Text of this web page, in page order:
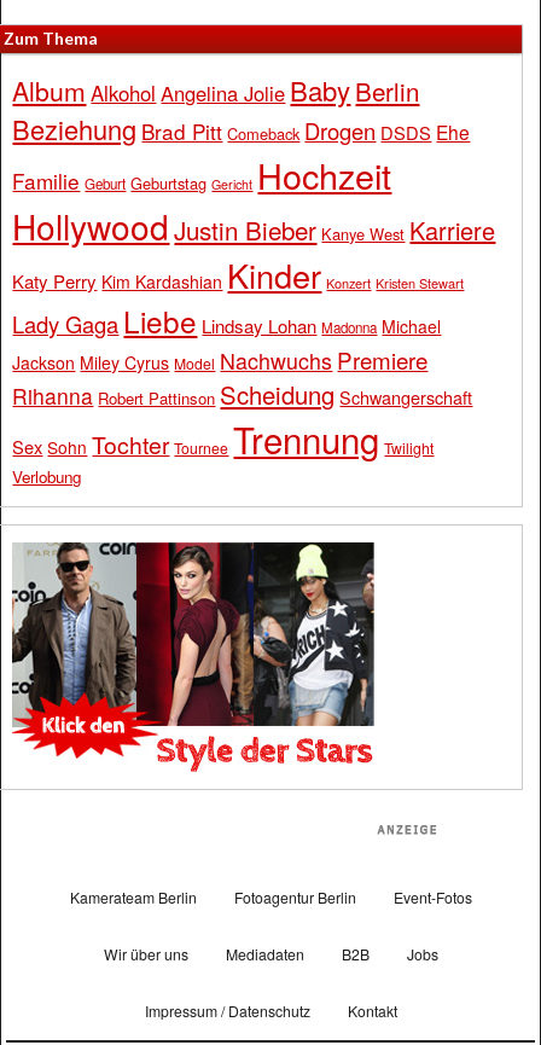
Zum Thema
Album Alkohol Angelina Jolie BabyBerlin
Beziehung Brad Pitt Comeback Drogen DSDS Ehe
Familie Geburt Geburtstag Gericht Hochzeit
Hollywood Justin Bieber Kanye West Karriere
Katy Perry Kim Kardashian Kinder Konzert Kristen Stewart
Lady Gaga Liebe Lindsay Lohan Madonna Michael
Jackson Miley Cyrus Model Nachwuchs Premiere
Rihanna Robert Pattinson Scheidung Schwangerschaft
Sex Sohn Tochter Tournee Trennung Twilight
Verlobung
Kamerateam Berlin Fotoagentur Berlin Event-Fotos
Wir über uns Mediadaten B2B Jobs
Impressum / Datenschutz Kontakt